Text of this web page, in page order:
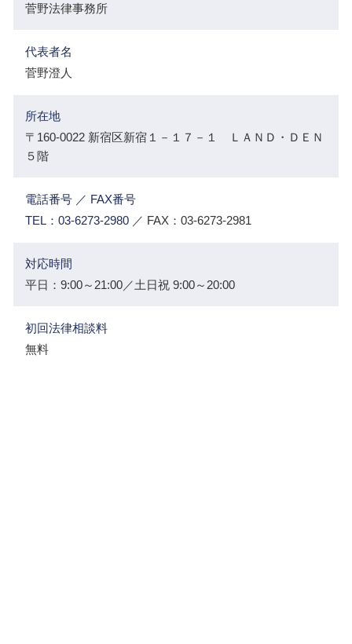
菅野法律事務所
代表者名
菅野澄人
所在地
〒160-0022 新宿区新宿１－１７－１ ＬＡＮＤ・ＤＥＮ
５階
電話番号 ／ FAX番号
TEL：03-6273-2980 ／ FAX：03-6273-2981
対応時間
平日：9:00～21:00／土日祝 9:00～20:00
初回法律相談料
無料